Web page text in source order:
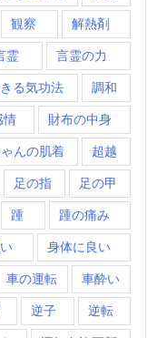
観察 解熱剤
霊 言霊の力
る気功法 調和
情 財布の中身
んの肌着 超越
足の指 足の甲
踵 踵の痛み
身体に良い
車の運転 車酔い
逆子 逆転